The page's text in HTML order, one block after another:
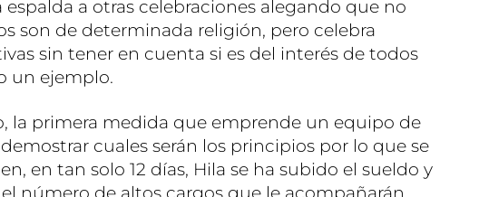
espalda a otras celebraciones alegando que no
son de determinada religión, pero celebra
sin tener en cuenta si es del interés de todos
un ejemplo.
la primera medida que emprende un equipo de
cuales serán los principios por lo que se
en tan solo 12 días, Hila se ha subido el sueldo y